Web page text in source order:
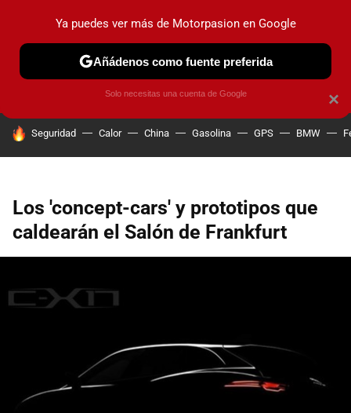
PRUEBAS COCHES ELÉCTRICOS OBSERVATORIO
HOY SE HABLA DE
Seguridad Calor China Gasolina GPS BMW
Los 'concept-cars' y prototipos que
caldearán el Salón de Frankfurt
×
Ya puedes ver más de Motorpasion en Google
Añádenos como fuente preferida
Solo necesitas una cuenta de Google